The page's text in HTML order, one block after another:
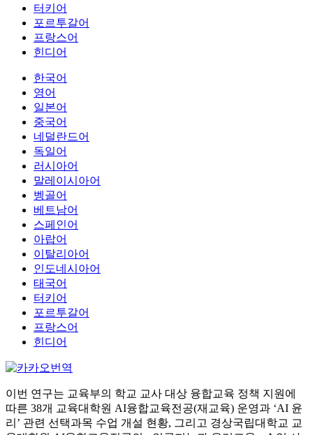
터키어
포르투갈어
프랑스어
힌디어
한국어
영어
일본어
중국어
네덜란드어
독일어
러시아어
말레이시아어
벵골어
베트남어
스페인어
아랍어
이탈리아어
인도네시아어
태국어
터키어
포르투갈어
프랑스어
힌디어
이번 연구는 교육부의 학교 교사 대상 융합교육 정책 지원에
따른 38개 교육대학원 AI융합교육전공(재교육) 운영과 ‘AI 윤
리’ 관련 선택과목 수업 개설 현황, 그리고 경상국립대학교 교